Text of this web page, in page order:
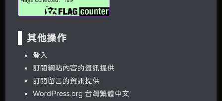
其他操作
登入
訂閱網站內容的資訊提供
訂閱留言的資訊提供
WordPress.org 台灣繁體中文